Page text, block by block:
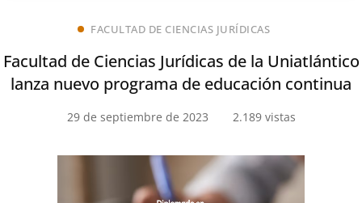
FACULTAD DE CIENCIAS JURÍDICAS
Facultad de Ciencias Jurídicas de la Uniatlántico
lanza nuevo programa de educación continua
29 de septiembre de 2023 2.189 vistas